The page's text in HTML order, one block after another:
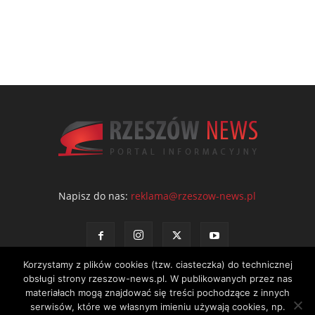
Napisz do nas: reklama@rzeszow-news.pl
Kontakt Polityka prywatności Regulamin portalu
Korzystamy z plików cookies (tzw. ciasteczka) do technicznej
obsługi strony rzeszow-news.pl. W publikowanych przez nas
materiałach mogą znajdować się treści pochodzące z innych
serwisów, które we własnym imieniu używają cookies, np.